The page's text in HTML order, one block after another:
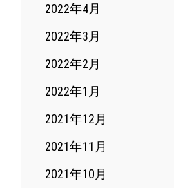
2022年4月
2022年3月
2022年2月
2022年1月
2021年12月
2021年11月
2021年10月